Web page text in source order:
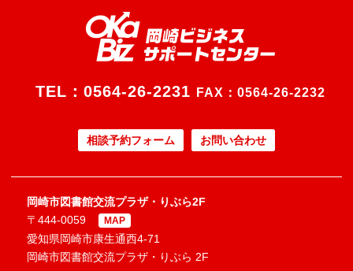
TEL： 0564-26-2231 FAX：0564-26-2232
相談予約フォーム お問い合わせ
岡崎市図書館交流プラザ・りぶら2F
〒444-0059
MAP
愛知県岡崎市康生通西4-71
岡崎市図書館交流プラザ・りぶら 2F